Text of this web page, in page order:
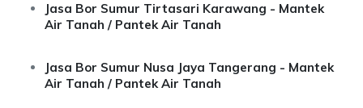
Jasa Bor Sumur Tirtasari Karawang - Mantek
Air Tanah / Pantek Air Tanah
Jasa Bor Sumur Nusa Jaya Tangerang - Mantek
Air Tanah / Pantek Air Tanah